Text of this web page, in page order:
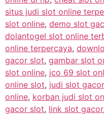
situs judi slot online
slot online, demo slot
dolantogel slot online
online terpercaya,
gacor slot, gambar slot
slot online, jco 69 slot
online slot, judi slot
online, korban judi slot
gacor slot, link slot gacor,